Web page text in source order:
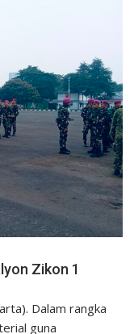
Zikon 1
Dalam rangka
guna